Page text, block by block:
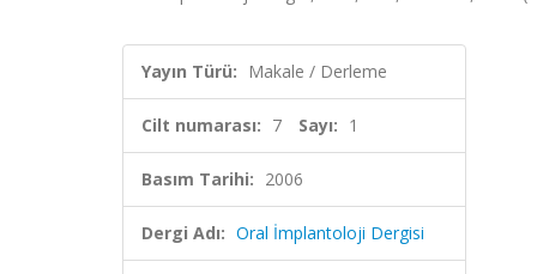
Yayın Türü: Makale / Derleme
Cilt numarası: 7 Sayı: 1
Basım Tarihi: 2006
Dergi Adı: Oral İmplantoloji Dergisi